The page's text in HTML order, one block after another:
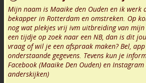
Mijn naam is Maaike den Ouden en ik werk
bekapper in Rotterdam en omstreken. Op
nog wat plekjes vrij ivm uitbreiding van
een tijdje op zoek naar een NB, dan is dit
vraag of wil je een afspraak maken? Bel,
onderstaande gegevens. Tevens kun je
Facebook (Maaike Den Ouden) en
anderskijken)